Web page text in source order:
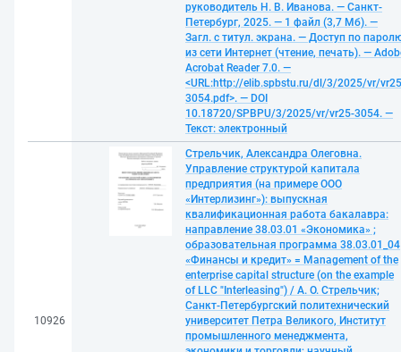
руководитель Н. В. Иванова. — Санкт-
Петербург, 2025. — 1 файл (3,7 Мб). —
Загл. с титул. экрана. — Доступ по
из сети Интернет (чтение, печать). —
Acrobat Reader 7.0. —
<URL:http://elib.spbstu.ru/dl/3/2025/vr/
3054.pdf>. — DOI
10.18720/SPBPU/3/2025/vr/vr25-3054. —
Текст: электронный
10926
Стрельчик, Александра Олеговна.
Управление структурой капитала
предприятия (на примере ООО
«Интерлизинг»): выпускная
квалификационная работа бакалавра:
направление 38.03.01 «Экономика» ;
образовательная программа 38.03.01_04
«Финансы и кредит» = Management of the
enterprise capital structure (on the example
of LLC "Interleasing") / А. О. Стрельчик;
Санкт-Петербургский политехнический
университет Петра Великого, Институт
промышленного менеджмента,